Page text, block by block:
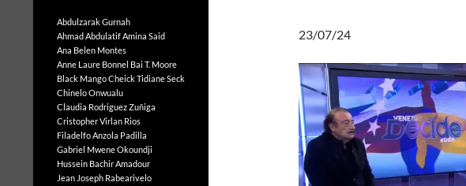
23/07/24
Abdulzarak Gurnah
Ahmad AbdulatifAmina Said
Ana Belen Montes
Anne Laure Bonnel Bai T. Moore
Black MangoCheick Tidiane Seck
Chinelo Onwualu
Claudia Rodriguez Zuñiga
Cristopher Virlan Rios
Filadelfo Anzola Padilla
Gabriel Mwene Okoundji
Hussein Bachir Amadour
Jean Joseph Rabearivelo